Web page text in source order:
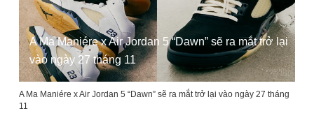
A Ma Maniére x Air Jordan 5 “Dawn” sẽ ra mắt trở lại
vào ngày 27 tháng 11
A Ma Maniére x Air Jordan 5 “Dawn” sẽ ra mắt trở lại vào ngày 27 tháng
11